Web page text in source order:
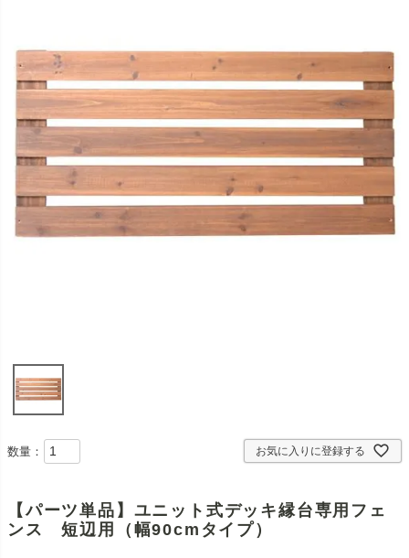
お気に入りに登録する
数量：
【パーツ単品】ユニット式デッキ縁台専用フェ
ンス 短辺用（幅90cmタイプ）